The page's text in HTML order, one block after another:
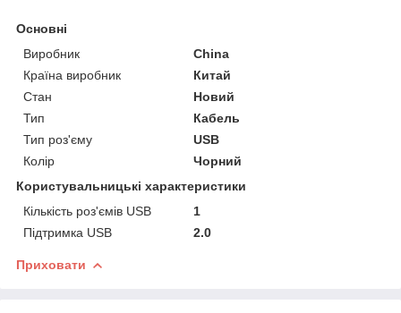
Основні
Виробник
China
Країна виробник
Китай
Стан
Новий
Тип
Кабель
Тип роз'єму
USB
Колір
Чорний
Користувальницькі характеристики
Кількість роз'ємів USB
1
Підтримка USB
2.0
Приховати